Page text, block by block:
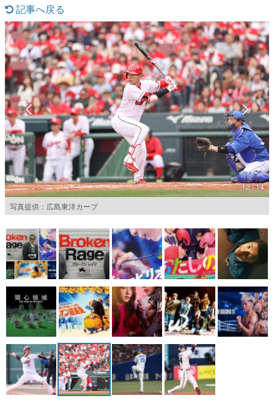
アプリレビュー
その他
電ファミニコゲーマーとは？
運営：株式会社マレ
記事へ戻る
12 / 14
写真提供：広島東洋カープ